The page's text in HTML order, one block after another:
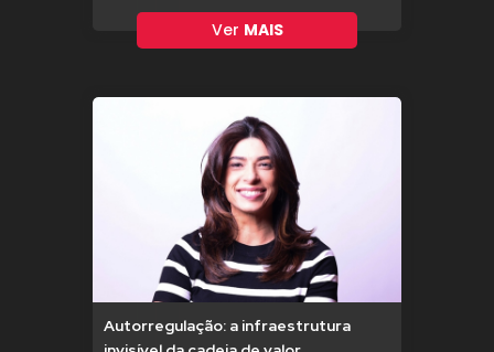
Ver MAIS
Autorregulação: a infraestrutura